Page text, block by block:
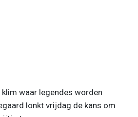
waar legendes worden
lonkt vrijdag de kans om